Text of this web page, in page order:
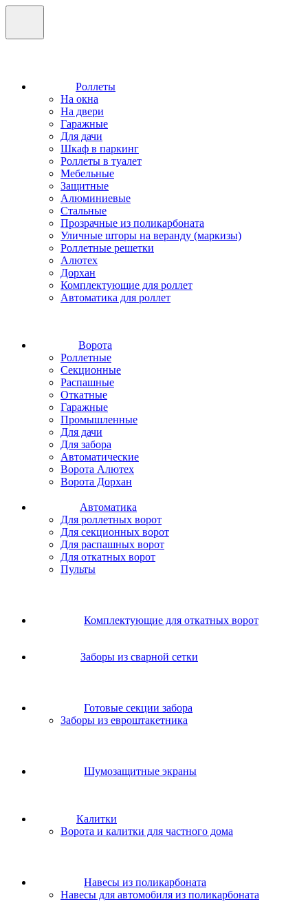
Роллеты
На окна
На двери
Гаражные
Для дачи
Шкаф в паркинг
Роллеты в туалет
Мебельные
Защитные
Алюминиевые
Стальные
Прозрачные из поликарбоната
Уличные шторы на веранду (маркизы)
Роллетные решетки
Алютех
Дорхан
Комплектующие для роллет
Автоматика для роллет
Ворота
Роллетные
Секционные
Распашные
Откатные
Гаражные
Промышленные
Для дачи
Для забора
Автоматические
Ворота Алютех
Ворота Дорхан
Автоматика
Для роллетных ворот
Для секционных ворот
Для распашных ворот
Для откатных ворот
Пульты
Комплектующие для откатных ворот
Заборы из сварной сетки
Готовые секции забора
Заборы из евроштакетника
Шумозащитные экраны
Калитки
Ворота и калитки для частного дома
Навесы из поликарбоната
Навесы для автомобиля из поликарбоната